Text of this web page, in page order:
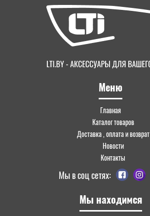
Мы находимся
Меню
Главная
Каталог товаров
Доставка , оплата и возврат
Новости
Контакты
Мы в соц сетях: